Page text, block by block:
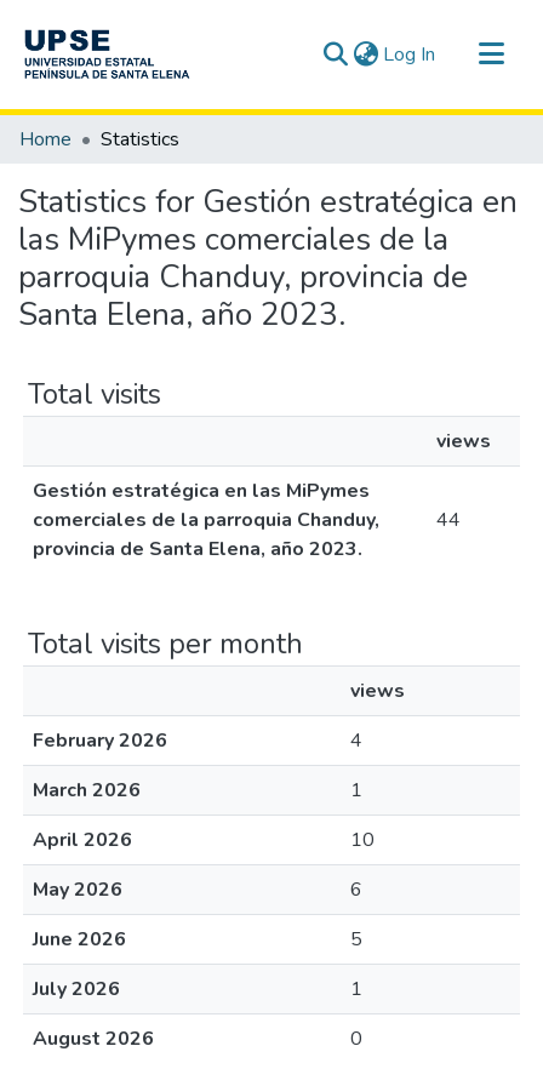
Log In (current)
Communities & Collections
Home Statistics
Statistics for Gestión estratégica en
las MiPymes comerciales de la
parroquia Chanduy, provincia de
Santa Elena, año 2023.
Total visits
views
Gestión estratégica en las MiPymes
comerciales de la parroquia Chanduy,
provincia de Santa Elena, año 2023.
44
Total visits per month
views
February 2026
4
March 2026
1
April 2026
10
May 2026
6
June 2026
5
July 2026
1
August 2026
0